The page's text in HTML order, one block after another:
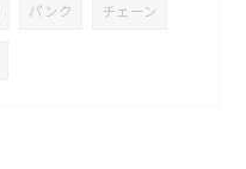
パンク チェーン